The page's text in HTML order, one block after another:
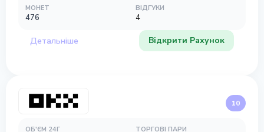
МОНЕТ
476
ВІДГУКИ
4
Детальніше Відкрити Рахунок
10
ОБ'ЄМ 24Г ТОРГОВІ ПАРИ